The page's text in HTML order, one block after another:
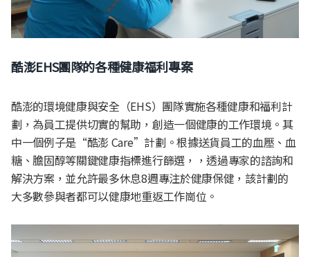
酷澎EHS團隊的各種健康福利專案
酷澎的環境健康與安全（EHS）團隊實施各種健康和福利計
劃，為員工提供切實的幫助，創造一個健康的工作環境。其
中一個例子是“酷澎 Care”計劃。根據送貨員工的血壓、血
糖、膽固醇等關鍵健康指標進行篩選，，透過專家的諮詢和
解決方案，並允許最多休息8週專注於健康保健，該計劃的
大多數參與者都可以健康地重返工作崗位。